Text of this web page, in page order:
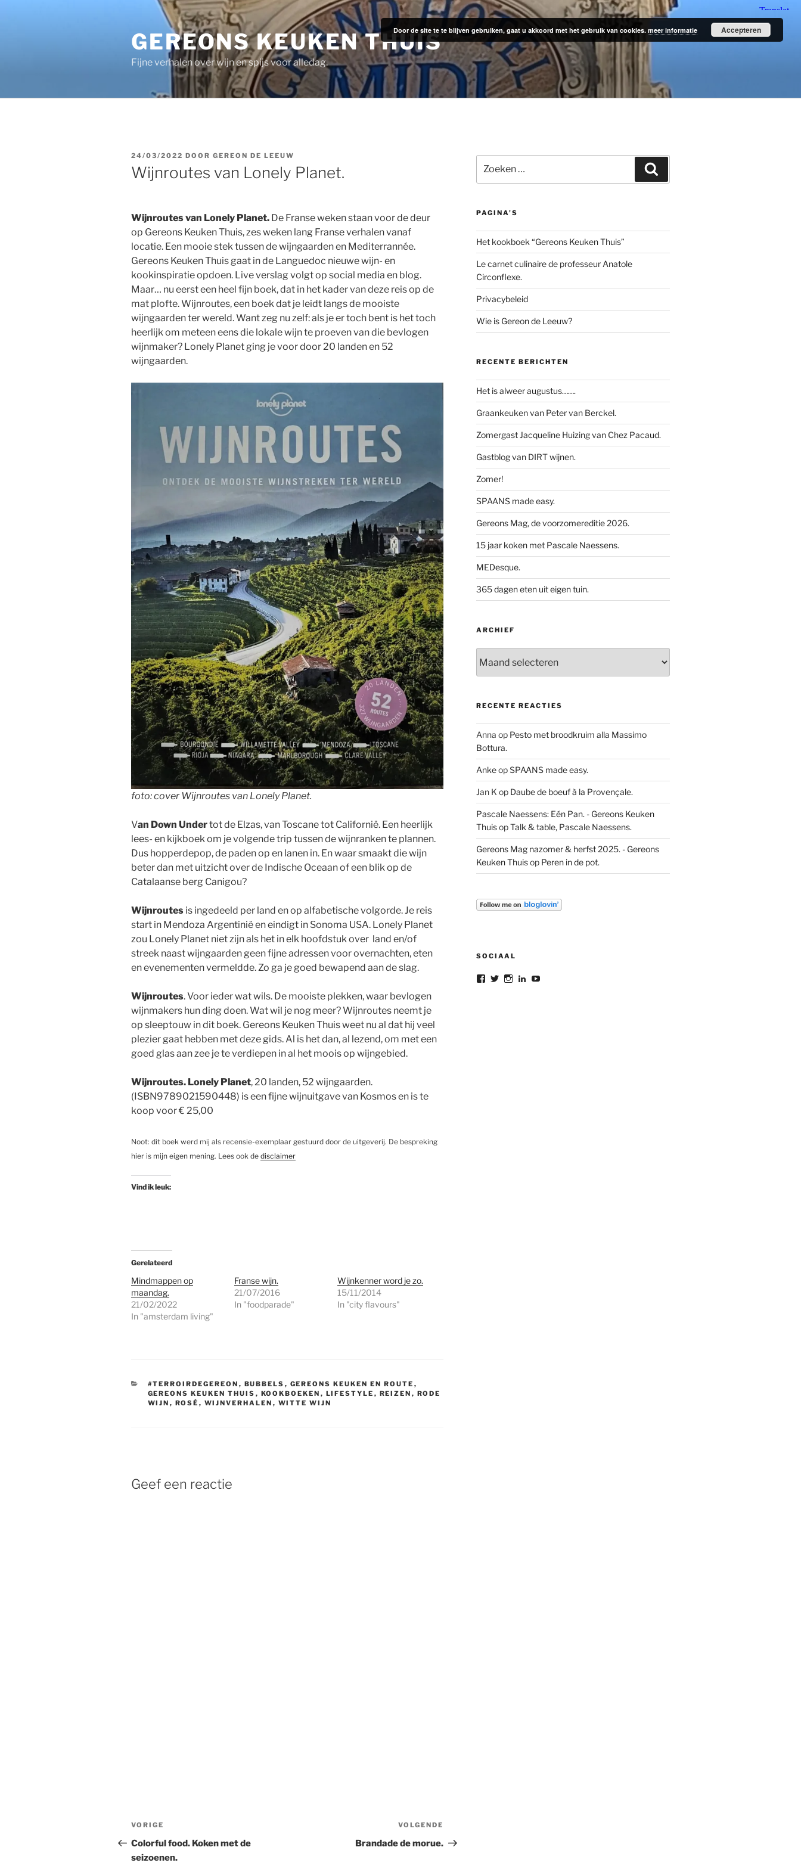
GEREONS KEUKEN THUIS
Fijne verhalen over wijn en spijs voor alledag.
GEPLAATST
OP
24/03/2022 DOOR GEREON DE LEEUW
Wijnroutes van Lonely Planet.
Wijnroutes van Lonely Planet. De Franse weken staan voor de deur
op Gereons Keuken Thuis, zes weken lang Franse verhalen vanaf
locatie. Een mooie stek tussen de wijngaarden en Mediterrannée.
Gereons Keuken Thuis gaat in de Languedoc nieuwe wijn- en
kookinspiratie opdoen. Live verslag volgt op social media en blog.
Maar… nu eerst een heel fijn boek, dat in het kader van deze reis op de
mat plofte. Wijnroutes, een boek dat je leidt langs de mooiste
wijngaarden ter wereld. Want zeg nu zelf: als je er toch bent is het toch
heerlijk om meteen eens die lokale wijn te proeven van die bevlogen
wijnmaker? Lonely Planet ging je voor door 20 landen en 52
wijngaarden.
foto: cover Wijnroutes van Lonely Planet.
Van Down Undertot de Elzas, van Toscane tot Californië. Een heerlijk
lees- en kijkboek om je volgende trip tussen de wijnranken te plannen.
Dus hopperdepop, de paden op en lanen in. En waar smaakt die wijn
beter dan met uitzicht over de Indische Oceaan of een blik op de
Catalaanse berg Canigou?
Wijnroutes is ingedeeld per land en op alfabetische volgorde. Je reis
start in Mendoza Argentinië en eindigt in Sonoma USA. Lonely Planet
zou Lonely Planet niet zijn als het in elk hoofdstuk over land en/of
streek naast wijngaarden geen fijne adressen voor overnachten, eten
en evenementen vermeldde. Zo ga je goed bewapend aan de slag.
Wijnroutes. Voor ieder wat wils. De mooiste plekken, waar bevlogen
wijnmakers hun ding doen. Wat wil je nog meer? Wijnroutes neemt je
op sleeptouw in dit boek. Gereons Keuken Thuis weet nu al dat hij veel
plezier gaat hebben met deze gids. Al is het dan, al lezend, om met een
goed glas aan zee je te verdiepen in al het moois op wijngebied.
Wijnroutes. Lonely Planet, 20 landen, 52 wijngaarden.
(ISBN9789021590448) is een fijne wijnuitgave van Kosmos en is te
koop voor € 25,00
Noot: dit boek werd mij als recensie-exemplaar gestuurd door de uitgeverij. De bespreking
hier is mijn eigen mening. Lees ook de disclaimer
Vind ik leuk:
Gerelateerd
Mindmappen op
maandag.
21/02/2022
In "amsterdam living"
Franse wijn.
21/07/2016
In "foodparade"
Wijnkenner word je zo.
15/11/2014
In "city flavours"
CATEGORIEËN
#TERROIRDEGEREON , BUBBELS , GEREONS KEUKEN EN ROUTE ,
GEREONS KEUKEN THUIS , KOOKBOEKEN , LIFESTYLE , REIZEN , RODE
WIJN , ROSÉ , WIJNVERHALEN , WITTE WIJN
Geef een reactie
Bericht
navigatie
Vorig
bericht
VORIGE
Colorful food. Koken met de
seizoenen.
bericht
VOLGENDE
Brandade de morue.
naar:
PAGINA’S
Het kookboek “Gereons Keuken Thuis”
Le carnet culinaire de professeur Anatole
Circonflexe.
Privacybeleid
Wie is Gereon de Leeuw?
RECENTE BERICHTEN
Het is alweer augustus…….
Graankeuken van Peter van Berckel.
Zomergast Jacqueline Huizing van Chez Pacaud.
Gastblog van DIRT wijnen.
Zomer!
SPAANS made easy.
Gereons Mag, de voorzomereditie 2026.
15 jaar koken met Pascale Naessens.
MEDesque.
365 dagen eten uit eigen tuin.
ARCHIEF
RECENTE REACTIES
Anna op Pesto met broodkruim alla Massimo
Bottura.
AnkeopSPAANS made easy.
Jan K op Daube de boeuf à la Provençale.
Pascale Naessens: Eén Pan. - Gereons Keuken
ThuisopTalk & table, Pascale Naessens.
Gereons Mag nazomer & herfst 2025. - Gereons
Keuken Thuisop Peren in de pot.
SOCIAAL
BekijkBekijkBekijkBekijkBekijk
Door de site te te blijven gebruiken, gaat u akkoord met het gebruik van cookies. meer informatie Accepteren